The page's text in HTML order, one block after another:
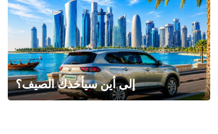
إلى أين سيأخذك الصيف؟